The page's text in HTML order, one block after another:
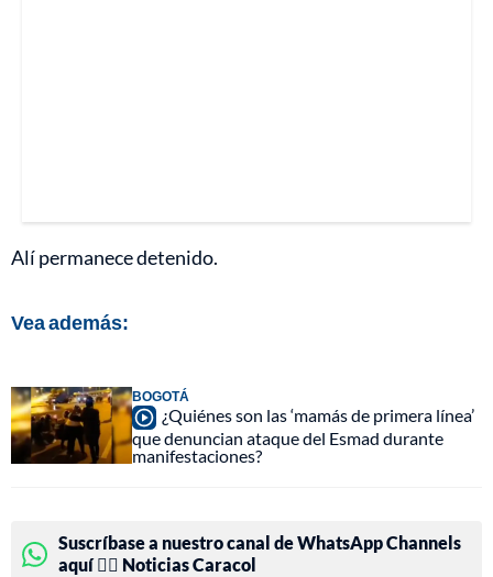
Alí permanece detenido.
Vea además:
BOGOTÁ
¿Quiénes son las ‘mamás de primera línea’
que denuncian ataque del Esmad durante
manifestaciones?
Suscríbase a nuestro canal de WhatsApp Channels
aquí 👉🏻 Noticias Caracol